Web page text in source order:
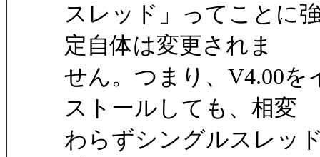
スレッド」ってことに
定自体は変更されま
せん。つまり、V4.00を
ストールしても、相変
わらずシングルスレッ